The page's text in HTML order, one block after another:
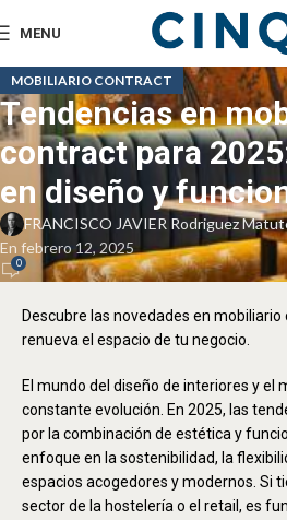
MENU
MOBILIARIO CONTRACT
Tendencias en
contract para
en diseño y
FRANCISCO JAVIER Rodriguez
En febrero 12, 2025
0
Descubre las novedades en
renueva el espacio de tu negocio.
El mundo del diseño de interiores y el
constante evolución. En 2025, las
por la combinación de estética y
enfoque en la sostenibilidad, la
espacios acogedores y modernos. Si
sector de la hostelería o el retail, es